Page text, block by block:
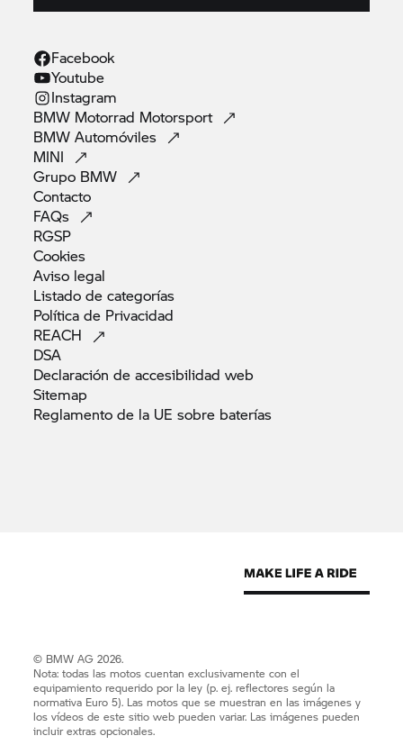
Facebook
Youtube
Instagram
BMW Motorrad Motorsport
BMWAutomóviles
MINI
Grupo BMW
Contacto
FAQs
RGSP
Cookies
Aviso legal
Listado decategorías
Política de Privacidad
REACH
DSA
Declaración de accesibilidadweb
Sitemap
Reglamento de la UE sobre baterías
© BMW AG 2026.
Nota: todas las motos cuentan exclusivamente con el
equipamiento requerido por la ley (p. ej. reflectores según la
normativa Euro 5). Las motos que se muestran en las imágenes y
los vídeos de este sitio web pueden variar. Las imágenes pueden
incluir extras opcionales.